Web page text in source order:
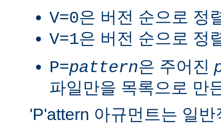
V=0은 버전 순으로 정
V=1은 버전 순으로 정
P=pattern은 주어진
파일만을 목록으로 만
'P'attern 아규먼트는 일